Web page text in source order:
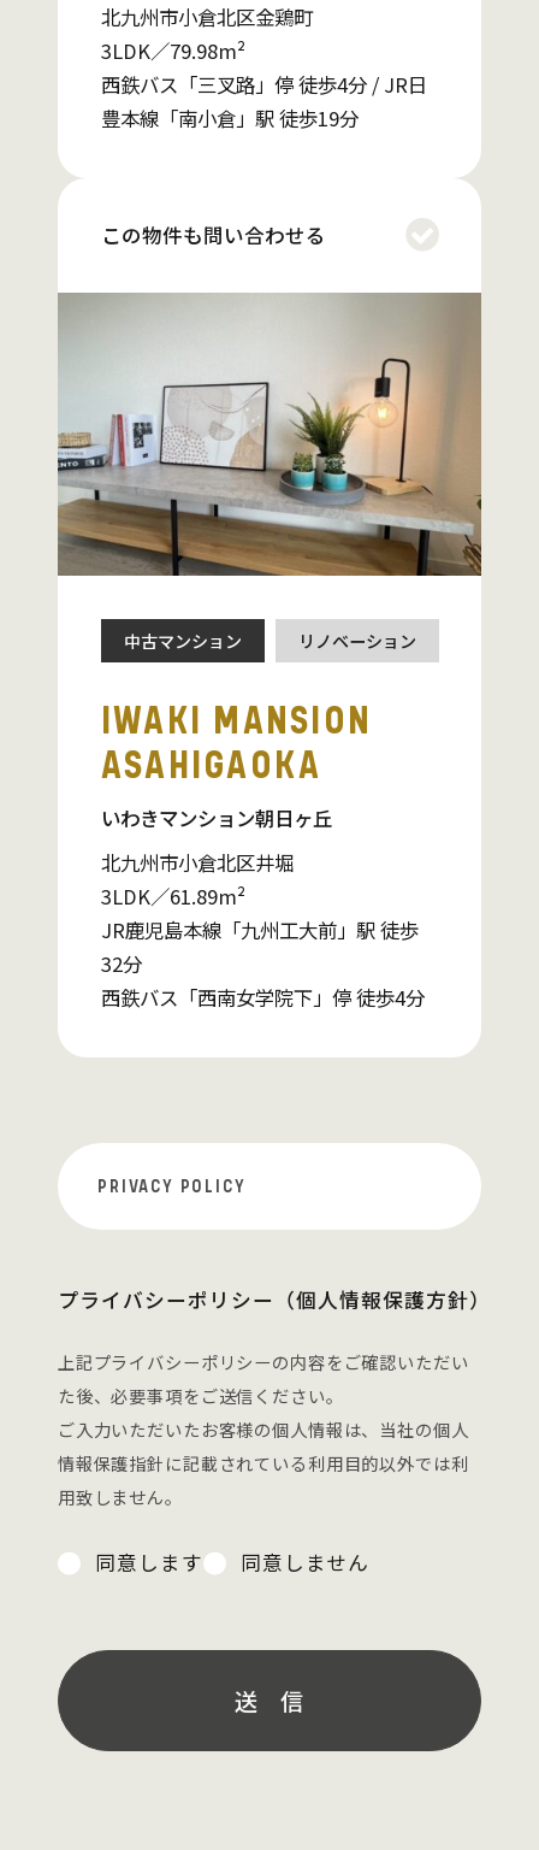
北九州市小倉北区金鶏町
3LDK／79.98m²
西鉄バス「三叉路」停 徒歩4分 / JR日
豊本線「南小倉」駅 徒歩19分
この物件も問い合わせる
中古マンション リノベーション
IWAKI MANSION
ASAHIGAOKA
いわきマンション朝日ヶ丘
北九州市小倉北区井堀
3LDK／61.89m²
JR鹿児島本線「九州工大前」駅 徒歩
32分
西鉄バス「西南女学院下」停 徒歩4分
PRIVACY POLICY
プライバシーポリシー（個人情報保護方針）
上記プライバシーポリシーの内容をご確認いただい
た後、必要事項をご送信ください。
ご入力いただいたお客様の個人情報は、当社の個人
情報保護指針に記載されている利用目的以外では利
用致しません。
同意します 同意しません